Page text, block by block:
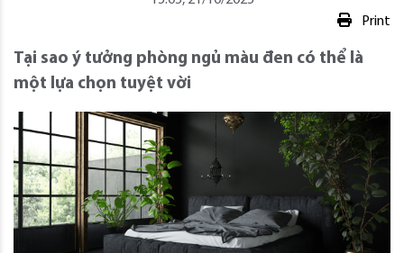
Print
Tại sao ý tưởng phòng ngủ màu đen có thể là
một lựa chọn tuyệt vời